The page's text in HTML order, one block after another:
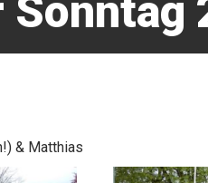
Sonntag
& Matthias